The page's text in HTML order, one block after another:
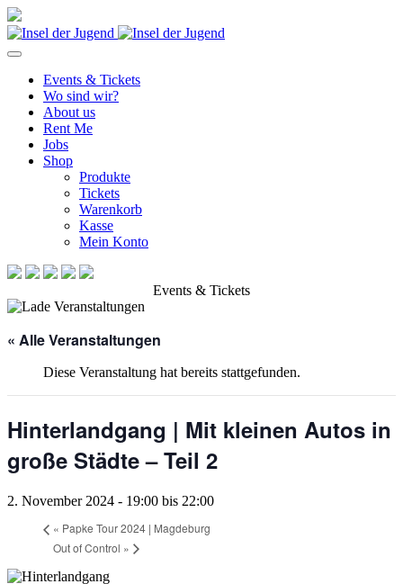
Events & Tickets
Wo sind wir?
About us
Rent Me
Jobs
Shop
Produkte
Tickets
Warenkorb
Kasse
Mein Konto
Events & Tickets
« Alle Veranstaltungen
Diese Veranstaltung hat bereits stattgefunden.
Hinterlandgang | Mit kleinen Autos in
große Städte – Teil 2
2. November 2024 - 19:00 bis 22:00
« Papke Tour 2024 | Magdeburg
Out of Control »